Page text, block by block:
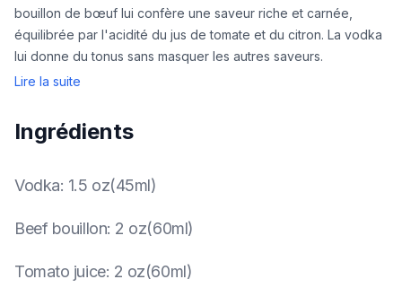
bouillon de bœuf lui confère une saveur riche et carnée,
équilibrée par l'acidité du jus de tomate et du citron. La vodka
lui donne du tonus sans masquer les autres saveurs.
Lire la suite
Ingrédients
Vodka: 1.5 oz(45ml)
Beef bouillon: 2 oz(60ml)
Tomato juice: 2 oz(60ml)